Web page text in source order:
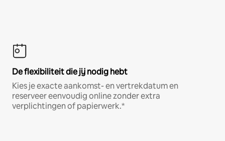
De flexibiliteit die jij nodig hebt
Kies je exacte aankomst- en vertrekdatum en
reserveer eenvoudig online zonder extra
verplichtingen of papierwerk.*